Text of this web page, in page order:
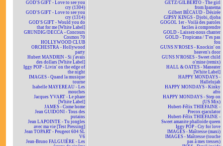
GOD'S GIFT - Love to see you
cry (1304)
GOD'S GIFT - Love to see you
cry (1314)
GOD'S GIFT - Would you do
that for me [White Label]
GRUNDIG/DECCA - Concours
Cosmos 70
HOLLYWOOD CLUB
ORCHESTRA - Hollywood
party
Hubert MANDRIN - Si j'avais
des dollars [White Label]
Iggy POP - Livin' on the edge of
the night
IMAGES - Quand la musique
tourne
Isabelle MAYEREAU - Les
mouches
Jacques YVART - Le phare
[White Label]
JAMES - Come home
Jean GUIDONI - Tous des
putains
Jean LAPOINTE - Tu jongles
avec ma vie [Test Pressing]
Jean TOPART - Peugeot 604 SL
V6
Jean-Bruno FALGUIÈRE - Les
GETZ/GILBERTO - The girl
from Ipanema
Gilbert BÉCAUD - Désirée
GIPSY KINGS - Djobi, djoba
GOGOL 1er - Voilà des paroles
faciles à comprendre
GOLD - Laissez-nous chanter
GOLD - Tropicana / T'es pas
fou
GUNS N'ROSES - Knockin' on
heaven's door
GUNS N'ROSES - Sweet child
o'mine (remix)
HALL & OATES - Maneater
[White Label]
HAPPY MONDAYS -
Hallelujah
HAPPY MONDAYS - Kinky
afro
HAPPY MONDAYS - Step on
(US Mix)
Hubert-Félix THIÉFAINE -
Precox ejaculator
Hubert-Félix THIÉFAINE -
Sweet amanite phalloïde queen
Iggy POP - Cry for love
IMAGES - Maîtresse (maxi)
IMAGES - Maîtresse (touche
pas à mes tresses)